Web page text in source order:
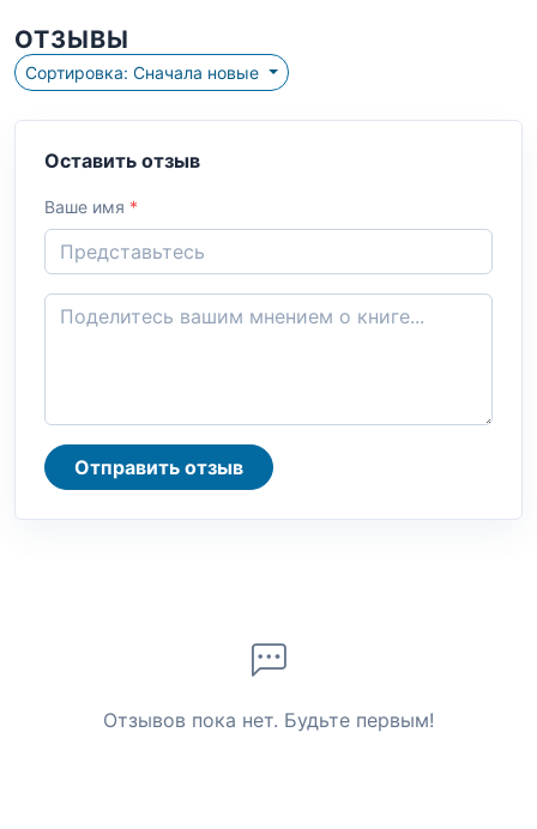
ОТЗЫВЫ
Сортировка: Сначала новые
Оставить отзыв
Ваше имя *
Отправить отзыв
Отзывов пока нет. Будьте первым!